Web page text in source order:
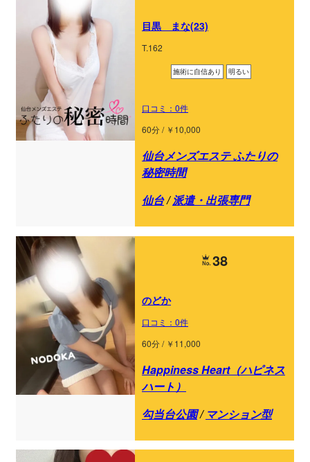
目黒 まな(23)
T.162
施術に自信あり 明るい
口コミ：0件
60分 / ￥10,000
仙台メンズエステ ふたりの
秘密時間
仙台/派遣・出張専門
38
のどか
口コミ：0件
60分 / ￥11,000
Happiness Heart（ハピネス
ハート）
勾当台公園/ マンション型